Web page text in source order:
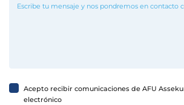
Acepto recibir comunicaciones de AFU
electrónico